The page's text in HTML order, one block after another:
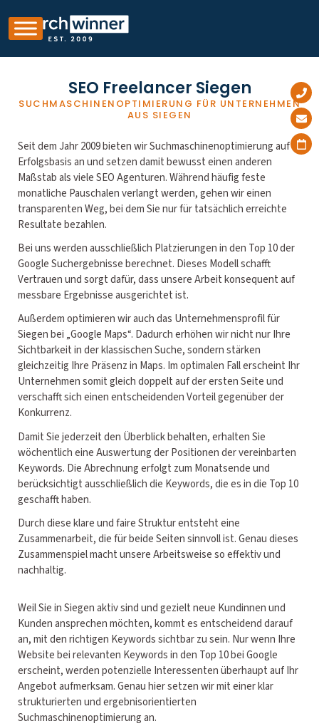
SEO Freelancer Siegen
SUCHMASCHINENOPTIMIERUNG FÜR UNTERNEHMEN
AUS SIEGEN
Seit dem Jahr 2009 bieten wir Suchmaschinenoptimierung auf
Erfolgsbasis an und setzen damit bewusst einen anderen
Maßstab als viele SEO Agenturen. Während häufig feste
monatliche Pauschalen verlangt werden, gehen wir einen
transparenten Weg, bei dem Sie nur für tatsächlich erreichte
Resultate bezahlen.
Bei uns werden ausschließlich Platzierungen in den Top 10 der
Google Suchergebnisse berechnet. Dieses Modell schafft
Vertrauen und sorgt dafür, dass unsere Arbeit konsequent auf
messbare Ergebnisse ausgerichtet ist.
Außerdem optimieren wir auch das Unternehmensprofil für
Siegen bei „Google Maps“. Dadurch erhöhen wir nicht nur Ihre
Sichtbarkeit in der klassischen Suche, sondern stärken
gleichzeitig Ihre Präsenz in Maps. Im optimalen Fall erscheint Ihr
Unternehmen somit gleich doppelt auf der ersten Seite und
verschafft sich einen entscheidenden Vorteil gegenüber der
Konkurrenz.
Damit Sie jederzeit den Überblick behalten, erhalten Sie
wöchentlich eine Auswertung der Positionen der vereinbarten
Keywords. Die Abrechnung erfolgt zum Monatsende und
berücksichtigt ausschließlich die Keywords, die es in die Top 10
geschafft haben.
Durch diese klare und faire Struktur entsteht eine
Zusammenarbeit, die für beide Seiten sinnvoll ist. Genau dieses
Zusammenspiel macht unsere Arbeitsweise so effektiv und
nachhaltig.
Weil Sie in Siegen aktiv sind und gezielt neue Kundinnen und
Kunden ansprechen möchten, kommt es entscheidend darauf
an, mit den richtigen Keywords sichtbar zu sein. Nur wenn Ihre
Website bei relevanten Keywords in den Top 10 bei Google
erscheint, werden potenzielle Interessenten überhaupt auf Ihr
Angebot aufmerksam. Genau hier setzen wir mit einer klar
strukturierten und ergebnisorientierten
Suchmaschinenoptimierung an.